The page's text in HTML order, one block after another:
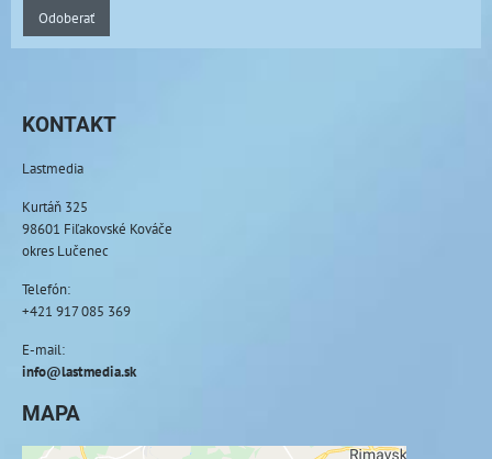
Odoberať
KONTAKT
Lastmedia
Kurtáň 325
98601 Fiľakovské Kováče
okres Lučenec
Telefón:
+421 917 085 369
E-mail:
info@lastmedia.sk
MAPA